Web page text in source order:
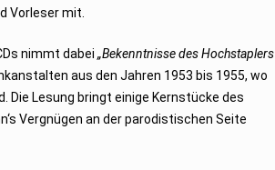
Vorleser mit.
nimmt dabei„Bekenntnisse des Hochstaplers
aus den Jahren 1953 bis 1955, wo
Die Lesung bringt einige Kernstücke des
Vergnügen an der parodistischen Seite